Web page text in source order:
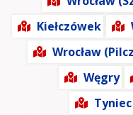
Kiełczówek
Wrocław
Węgry
Tyniec